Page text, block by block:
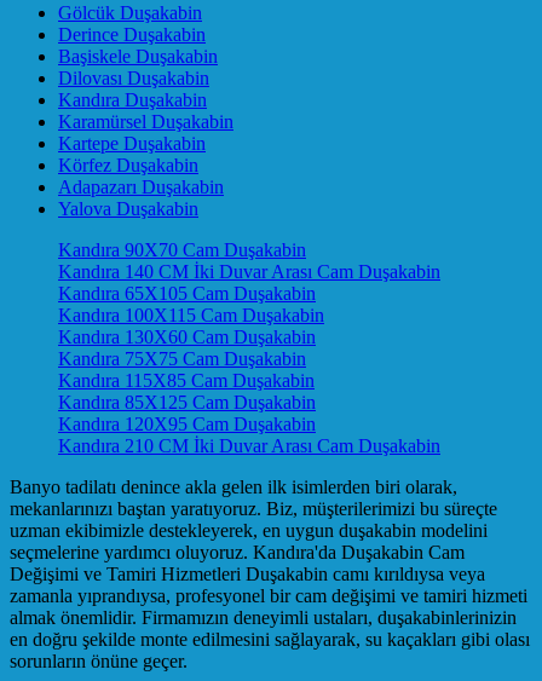
Gölcük Duşakabin
Derince Duşakabin
Başiskele Duşakabin
Dilovası Duşakabin
Kandıra Duşakabin
Karamürsel Duşakabin
Kartepe Duşakabin
Körfez Duşakabin
Adapazarı Duşakabin
Yalova Duşakabin
Kandıra 90X70 Cam Duşakabin
Kandıra 140 CM İki Duvar Arası Cam Duşakabin
Kandıra 65X105 Cam Duşakabin
Kandıra 100X115 Cam Duşakabin
Kandıra 130X60 Cam Duşakabin
Kandıra 75X75 Cam Duşakabin
Kandıra 115X85 Cam Duşakabin
Kandıra 85X125 Cam Duşakabin
Kandıra 120X95 Cam Duşakabin
Kandıra 210 CM İki Duvar Arası Cam Duşakabin
Banyo tadilatı denince akla gelen ilk isimlerden biri olarak,
mekanlarınızı baştan yaratıyoruz. Biz, müşterilerimizi bu süreçte
uzman ekibimizle destekleyerek, en uygun duşakabin modelini
seçmelerine yardımcı oluyoruz. Kandıra'da Duşakabin Cam
Değişimi ve Tamiri Hizmetleri Duşakabin camı kırıldıysa veya
zamanla yıprandıysa, profesyonel bir cam değişimi ve tamiri hizmeti
almak önemlidir. Firmamızın deneyimli ustaları, duşakabinlerinizin
en doğru şekilde monte edilmesini sağlayarak, su kaçakları gibi olası
sorunların önüne geçer.